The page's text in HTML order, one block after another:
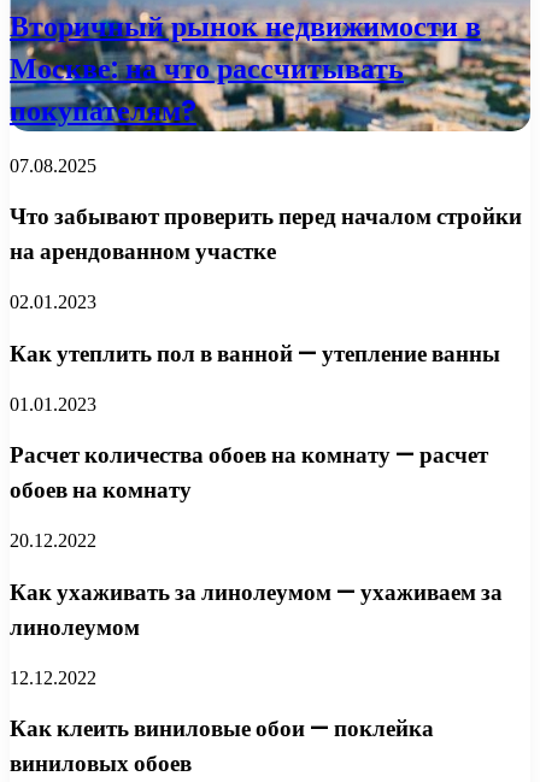
Вторичный рынок недвижимости в
Москве: на что рассчитывать
покупателям?
07.08.2025
Что забывают проверить перед началом стройки
на арендованном участке
02.01.2023
Как утеплить пол в ванной — утепление ванны
01.01.2023
Расчет количества обоев на комнату — расчет
обоев на комнату
20.12.2022
Как ухаживать за линолеумом — ухаживаем за
линолеумом
12.12.2022
Как клеить виниловые обои — поклейка
виниловых обоев